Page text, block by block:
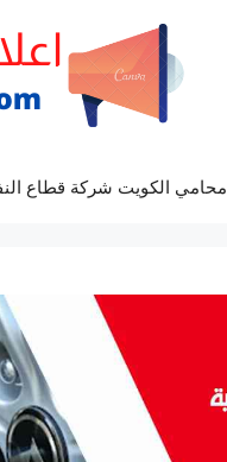
محامي الكويت شركة قطاع